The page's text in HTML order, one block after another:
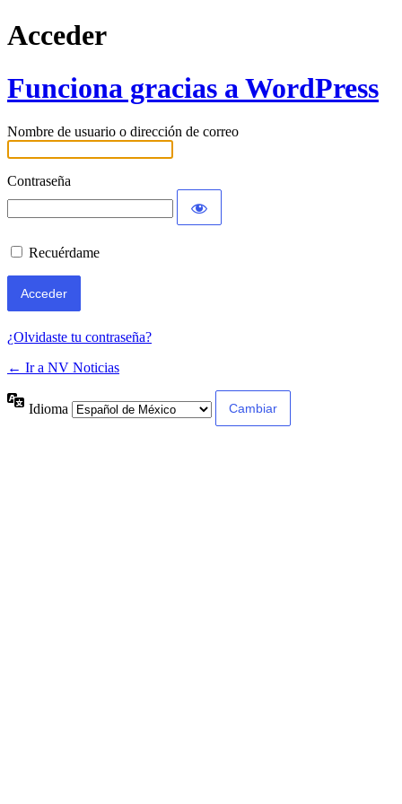
Acceder
Funciona gracias a WordPress
Nombre de usuario o dirección de correo
Contraseña
Recuérdame
¿Olvidaste tu contraseña?
← Ir a NV Noticias
Idioma